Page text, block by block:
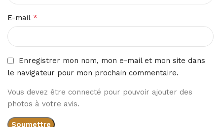
E-mail *
Enregistrer mon nom, mon e-mail et mon site dans
le navigateur pour mon prochain commentaire.
Vous devez être connecté pour pouvoir ajouter des
photos à votre avis.